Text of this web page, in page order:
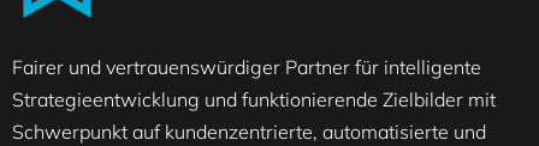
Fairer und vertrauenswürdiger Partner für intelligente
Strategieentwicklung und funktionierende Zielbilder mit
Schwerpunkt auf kundenzentrierte, automatisierte und